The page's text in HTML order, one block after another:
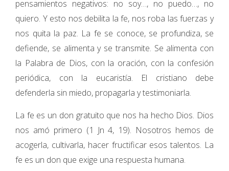
pensamientos negativos: no soy…, no puedo…, no
quiero. Y esto nos debilita la fe, nos roba las fuerzas y
nos quita la paz. La fe se conoce, se profundiza, se
defiende, se alimenta y se transmite. Se alimenta con
la Palabra de Dios, con la oración, con la confesión
periódica, con la eucaristía. El cristiano debe
defenderla sin miedo, propagarla y testimoniarla.
La fe es un don gratuito que nos ha hecho Dios. Dios
nos amó primero (1 Jn 4, 19). Nosotros hemos de
acogerla, cultivarla, hacer fructificar esos talentos. La
fe es un don que exige una respuesta humana.